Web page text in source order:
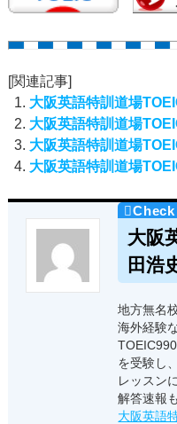
[関連記事]
大阪英語特訓道場
大阪英語特訓道場
大阪英語特訓道場
大阪英語特訓道場
大阪
田浩
地方無名
海外経験
を受験し
レッスン
解答速報
大阪英語